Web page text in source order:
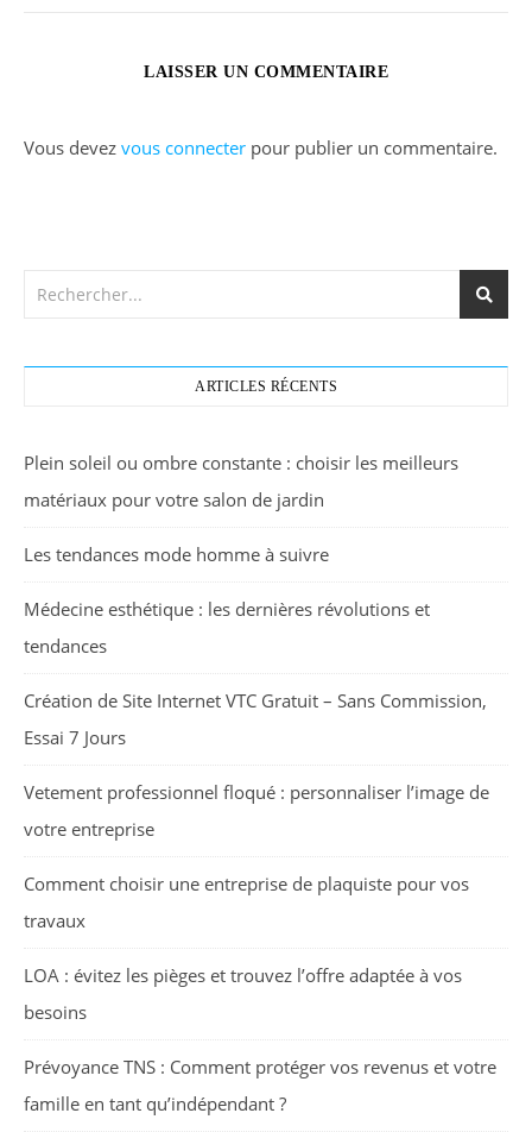
LAISSER UN COMMENTAIRE
Vous devez vous connecter pour publier un commentaire.
ARTICLES RÉCENTS
Plein soleil ou ombre constante : choisir les meilleurs
matériaux pour votre salon de jardin
Les tendances mode homme à suivre
Médecine esthétique : les dernières révolutions et
tendances
Création de Site Internet VTC Gratuit – Sans Commission,
Essai 7 Jours
Vetement professionnel floqué : personnaliser l’image de
votre entreprise
Comment choisir une entreprise de plaquiste pour vos
travaux
LOA : évitez les pièges et trouvez l’offre adaptée à vos
besoins
Prévoyance TNS : Comment protéger vos revenus et votre
famille en tant qu’indépendant ?